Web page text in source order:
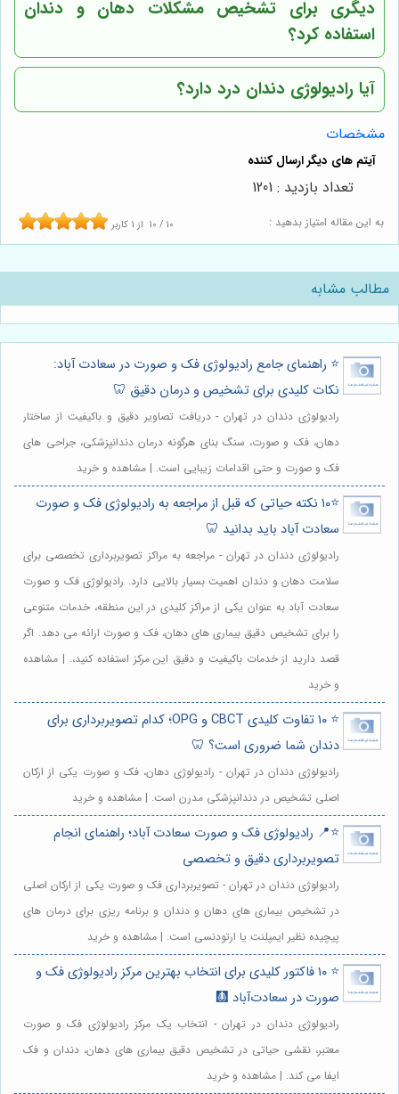
دیگری برای تشخیص مشکلات دهان و دندان
استفاده کرد؟
آیا رادیولوژی دندان درد دارد؟
مشخصات
به این مقاله امتیاز بدهید : 10 / 10 از 1 کاربر
تعداد بازدید : 1201
مطالب مشابه
⭐️ راهنمای جامع رادیولوژی فک و صورت در سعادت آباد:
نکات کلیدی برای تشخیص و درمان دقیق 🦷
رادیولوژی دندان در تهران - دریافت تصاویر دقیق و باکیفیت از ساختار
دهان، فک و صورت، سنگ بنای هرگونه درمان دندانپزشکی، جراحی های
فک و صورت و حتی اقدامات زیبایی است. | مشاهده و خرید
⭐️۱۰ نکته حیاتی که قبل از مراجعه به رادیولوژی فک و صورت
سعادت آباد باید بدانید 🦷
رادیولوژی دندان در تهران - مراجعه به مراکز تصویربرداری تخصصی برای
سلامت دهان و دندان اهمیت بسیار بالایی دارد. رادیولوژی فک و صورت
سعادت آباد به عنوان یکی از مراکز کلیدی در این منطقه، خدمات متنوعی
را برای تشخیص دقیق بیماری های دهان، فک و صورت ارائه می دهد. اگر
قصد دارید از خدمات باکیفیت و دقیق این مرکز استفاده کنید،. | مشاهده
و خرید
⭐️ ۱۰ تفاوت کلیدی CBCT و OPG؛ کدام تصویربرداری برای
دندان شما ضروری است؟ 🦷
رادیولوژی دندان در تهران - رادیولوژی دهان، فک و صورت یکی از ارکان
اصلی تشخیص در دندانپزشکی مدرن است. | مشاهده و خرید
⭐️📍 رادیولوژی فک و صورت سعادت آباد؛ راهنمای انجام
تصویربرداری دقیق و تخصصی
رادیولوژی دندان در تهران - تصویربرداری فک و صورت یکی از ارکان اصلی
در تشخیص بیماری های دهان و دندان و برنامه ریزی برای درمان های
پیچیده نظیر ایمپلنت یا ارتودنسی است. | مشاهده و خرید
⭐️ ۱۰ فاکتور کلیدی برای انتخاب بهترین مرکز رادیولوژی فک و
صورت در سعادت‌آباد 🩻
رادیولوژی دندان در تهران - انتخاب یک مرکز رادیولوژی فک و صورت
معتبر، نقشی حیاتی در تشخیص دقیق بیماری های دهان، دندان و فک
ایفا می کند. | مشاهده و خرید